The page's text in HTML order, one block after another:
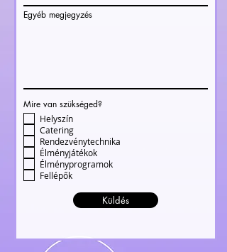
Egyéb megjegyzés
Mire van szükséged?
Helyszín
Catering
Rendezvénytechnika
Élményjátékok
Élményprogramok
Fellépők
Küldés